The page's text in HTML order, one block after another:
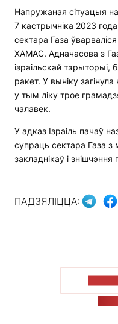
Напружаная сітуацыя
7 кастрычніка 2023
сектара Газа
ХАМАС. Адначасова з
ізраільскай
ракет. У выніку
у тым ліку трое
чалавек.
У адказ Ізраіль пачаў
супраць сектара Газа з
закладнікаў і
ПАДЗЯЛІЦЦА: